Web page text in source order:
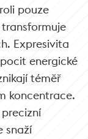
pouze
Expresivita
energické
téměř
koncentrace.
snaží